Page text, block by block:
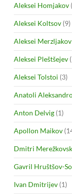
Aleksei Homjakov
Aleksei Koltsov (9)
Aleksei Merzljakov
Aleksei Pleštšejev
Aleksei Tolstoi (3)
Anatoli
Anton Delvig (1)
Apollon Maikov
Dmitri
Gavril Hruštšov-
Ivan Dmitrijev (1)